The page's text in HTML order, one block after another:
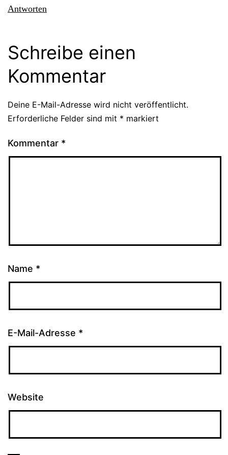
Antworten
Schreibe einen
Kommentar
Deine E-Mail-Adresse wird nicht veröffentlicht.
Erforderliche Felder sind mit * markiert
Kommentar *
Name *
E-Mail-Adresse *
Website